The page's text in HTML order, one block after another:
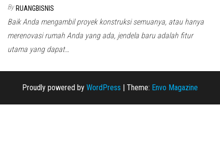
By RUANGBISNIS
Baik Anda mengambil proyek konstruksi semuanya, atau hanya
merenovasi rumah Anda yang ada, jendela baru adalah fitur
utama yang dapat…
Proudly powered by WordPress | Theme: Envo Magazine